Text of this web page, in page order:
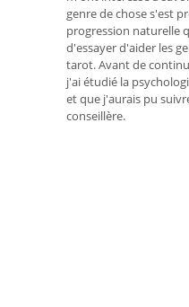
genre de chose s'est
progression naturelle
d'essayer d'aider les
tarot. Avant de
j'ai étudié la
et que j'aurais pu
conseillère.